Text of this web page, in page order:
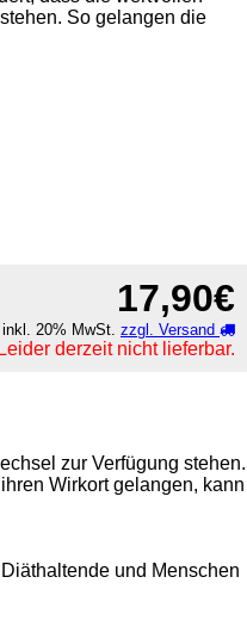
So gelangen die
17,90€
inkl. 20% MwSt. zzgl. Versand
Leider derzeit nicht lieferbar.
zur Verfügung stehen.
Wirkort gelangen, kann
und Menschen